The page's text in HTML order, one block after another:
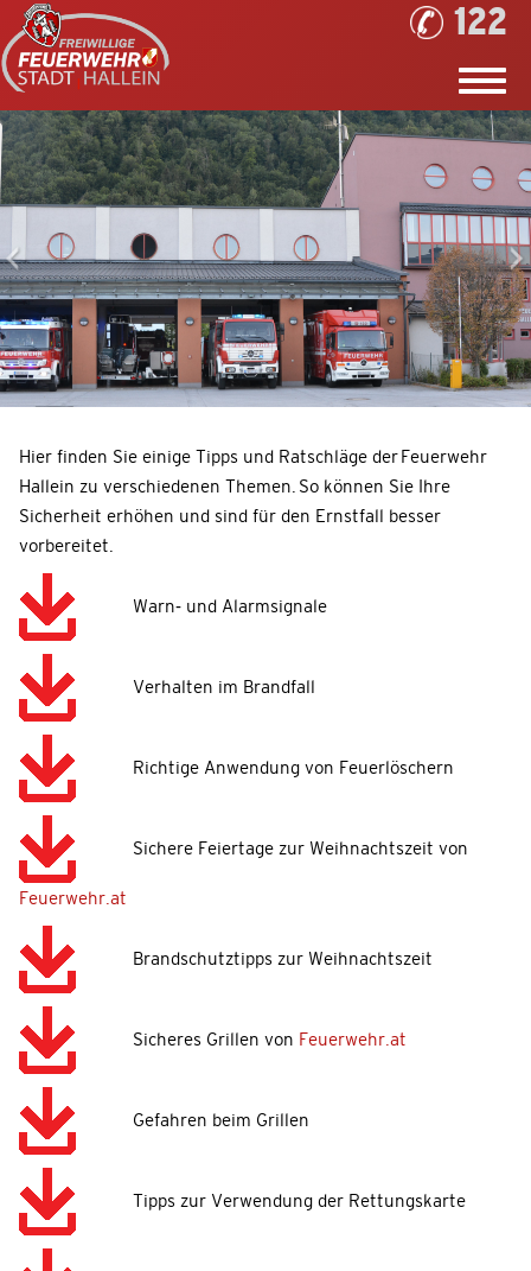
122
Hier finden Sie einige Tipps und Ratschläge der Feuerwehr
Hallein zu verschiedenen Themen. So können Sie Ihre
Sicherheit erhöhen und sind für den Ernstfall besser
vorbereitet.
Warn- und Alarmsignale
Verhalten im Brandfall
Richtige Anwendung von Feuerlöschern
Sichere Feiertage zur Weihnachtszeit von
Feuerwehr.at
Brandschutztipps zur Weihnachtszeit
Sicheres Grillen von Feuerwehr.at
Gefahren beim Grillen
Tipps zur Verwendung der Rettungskarte